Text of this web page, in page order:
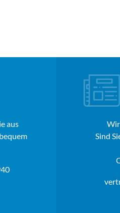
aus
Wir
Sind